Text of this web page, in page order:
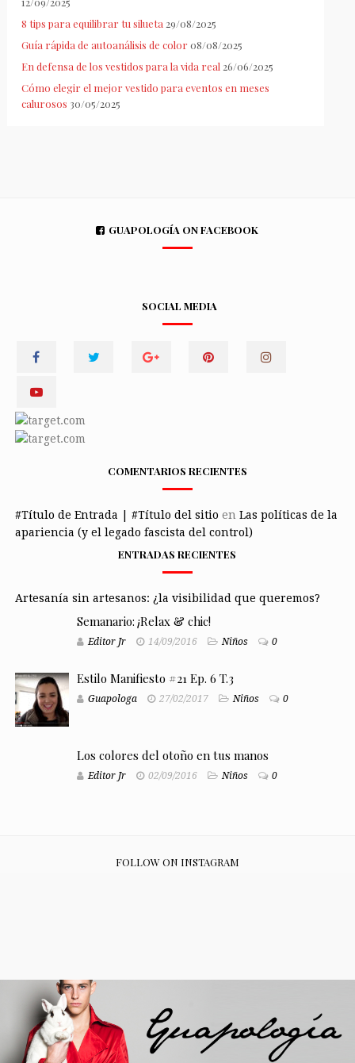
8 tips para equilibrar tu silueta 29/08/2025
Guía rápida de autoanálisis de color 08/08/2025
En defensa de los vestidos para la vida real 26/06/2025
Cómo elegir el mejor vestido para eventos en meses
calurosos 30/05/2025
GUAPOLOGÍA ON FACEBOOK
SOCIAL MEDIA
COMENTARIOS RECIENTES
#Título de Entrada | #Título del sitio en Las políticas de la
apariencia (y el legado fascista del control)
ENTRADAS RECIENTES
Artesanía sin artesanos: ¿la visibilidad que queremos?
Semanario: ¡Relax & chic!
Editor Jr 14/09/2016 Niños 0
Estilo Manifiesto #21 Ep. 6 T.3
Guapologa 27/02/2017 Niños 0
Los colores del otoño en tus manos
Editor Jr 02/09/2016 Niños 0
FOLLOW ON INSTAGRAM